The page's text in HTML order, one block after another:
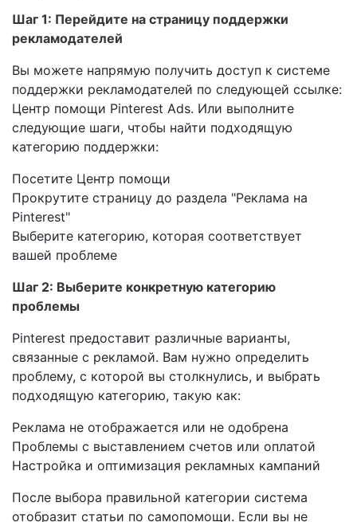
Шаг 1: Перейдите на страницу поддержки
рекламодателей
Вы можете напрямую получить доступ к системе
поддержки рекламодателей по следующей ссылке:
Центр помощи Pinterest Ads. Или выполните
следующие шаги, чтобы найти подходящую
категорию поддержки:
Посетите Центр помощи
Прокрутите страницу до раздела "Реклама на
Pinterest"
Выберите категорию, которая соответствует
вашей проблеме
Шаг 2: Выберите конкретную категорию
проблемы
Pinterest предоставит различные варианты,
связанные с рекламой. Вам нужно определить
проблему, с которой вы столкнулись, и выбрать
подходящую категорию, такую как:
Реклама не отображается или не одобрена
Проблемы с выставлением счетов или оплатой
Настройка и оптимизация рекламных кампаний
После выбора правильной категории система
отобразит статьи по самопомощи. Если вы не